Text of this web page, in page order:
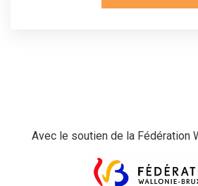
Avec le soutien de la Fédération